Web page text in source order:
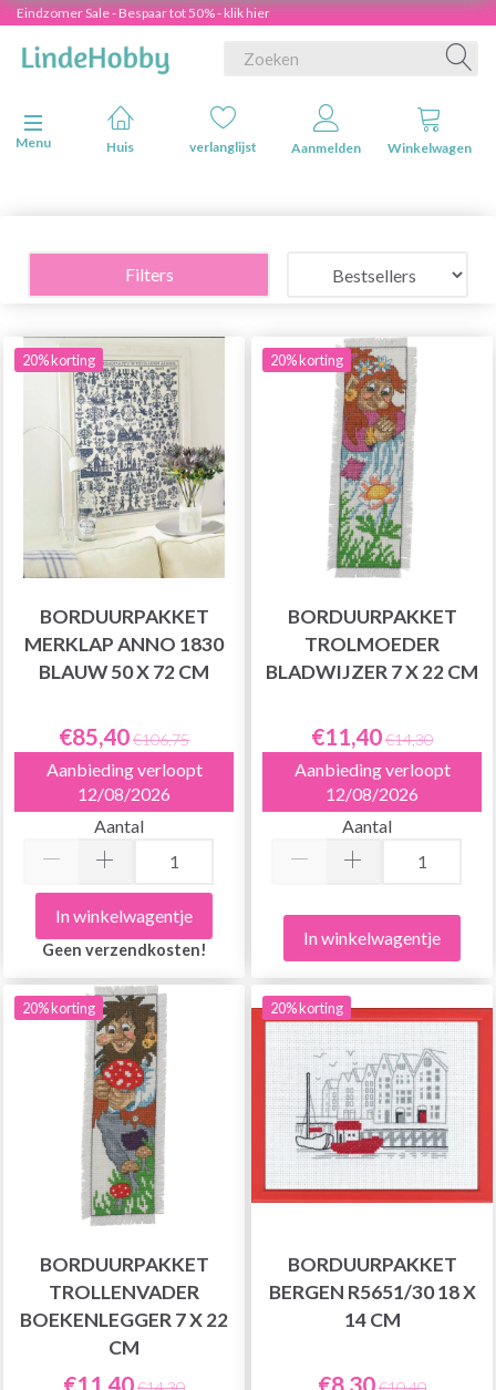
Eindzomer Sale - Bespaar tot 50% - klik hier
Navigatie in-/uitschakelen
Menu
Huis verlanglijst Aanmelden Winkelwagen
Filters
20% korting
BORDUURPAKKET
MERKLAP ANNO 1830
BLAUW 50 X 72 CM
€85,40€106,75
Aanbieding verloopt
12/08/2026
Aantal
In winkelwagentje
Geen verzendkosten!
20% korting
BORDUURPAKKET
TROLMOEDER
BLADWIJZER 7 X 22 CM
€11,40€14,30
Aanbieding verloopt
12/08/2026
Aantal
In winkelwagentje
20% korting
BORDUURPAKKET
TROLLENVADER
BOEKENLEGGER 7 X 22
CM
€11,40
20% korting
BORDUURPAKKET
BERGEN R5651/30 18 X
14 CM
€8,30